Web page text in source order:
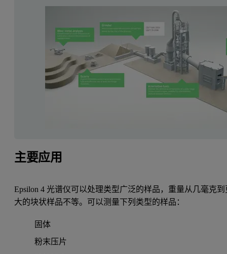
主要应用
Epsilon 4 光谱仪可以处理类型广泛的样品，重量从几毫克到
大的块状样品不等。可以测量下列类型的样品：
固体
粉末压片